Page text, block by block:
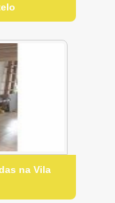
na Vila